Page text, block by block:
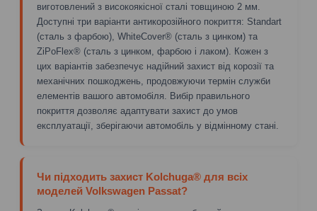
виготовлений з високоякісної сталі товщиною 2 мм.
Доступні три варіанти антикорозійного покриття: Standart
(сталь з фарбою), WhiteCover® (сталь з цинком) та
ZiPoFlex® (сталь з цинком, фарбою і лаком). Кожен з
цих варіантів забезпечує надійний захист від корозії та
механічних пошкоджень, продовжуючи термін служби
елементів вашого автомобіля. Вибір правильного
покриття дозволяє адаптувати захист до умов
експлуатації, зберігаючи автомобіль у відмінному стані.
Чи підходить захист Kolchuga® для всіх
моделей Volkswagen Passat?